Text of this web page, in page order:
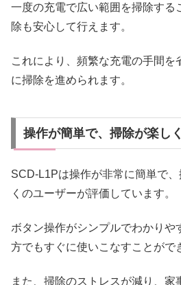
一度の充電で広い範囲を掃除する
除も安心して行えます。
これにより、頻繁な充電の手間を
に掃除を進められます。
操作が簡単で、掃除が楽し
SCD-L1Pは操作が非常に簡単で
くのユーザーが評価しています。
ボタン操作がシンプルでわかりや
方でもすぐに使いこなすことがで
また、掃除のストレスが減り、家